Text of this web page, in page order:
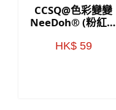
CCSQ@色彩變變
NeeDoh® (粉紅色
HK$ 59